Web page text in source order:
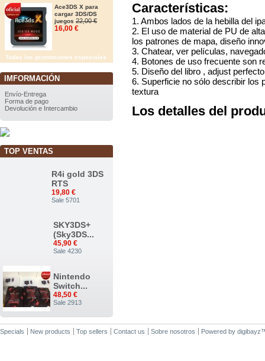
Ace3DS X para
cargar 3DS/DS
juegos 22,00 €
16,00 €
Todas los promociones especiales
IMFORMACIÓN
Envío-Entrega
Forma de pago
Devolución e Intercambio
TOP VENTAS
R4i gold 3DS
RTS
19,80 €
Sale 5701
SKY3DS+
(Sky3DS...
45,90 €
Sale 4230
Nintendo
Switch...
48,50 €
Sale 2913
Nuevo...
34,00 €
Características:
1. Ambos lados de la hebilla del
2. El uso de material de PU de
los patrones de mapa, diseño
3. Chatear, ver películas,
4. Botones de uso frecuente son
5. Diseño del libro , adjust
6. Superficie no sólo describir los
textura
Los detalles del
Specials New products Top sellers Contact us Sobre nosotros Powered by digibayz